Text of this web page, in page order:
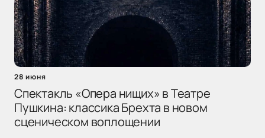
28 июня
Спектакль «Опера нищих» в Театре
Пушкина: классика Брехта в новом
сценическом воплощении